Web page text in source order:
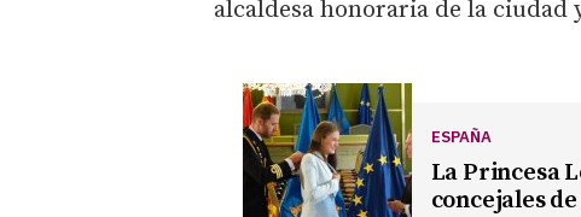
alcaldesa honoraria de la
ESPAÑA
La Princesa
concejales